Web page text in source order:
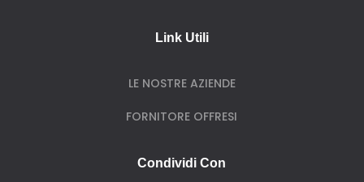
Link Utili
LE NOSTRE AZIENDE
FORNITORE OFFRESI
Condividi Con